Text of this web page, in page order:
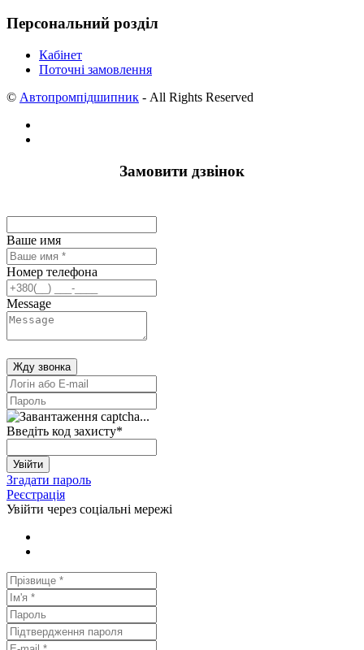
Персональний розділ
Кабінет
Поточні замовлення
© Автопромпідшипник - All Rights Reserved
Замовити дзвінок
Ваше имя
Номер телефона
Message
Жду звонка
Введіть код захисту*
Увійти
Згадати пароль
Реєстрація
Увійти через соціальні мережі